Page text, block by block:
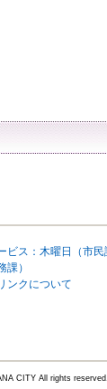
ス：木曜日（市民
）
ンクについて
CITY All rights reserved.